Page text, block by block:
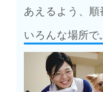
あえるよう、
いろんな場所